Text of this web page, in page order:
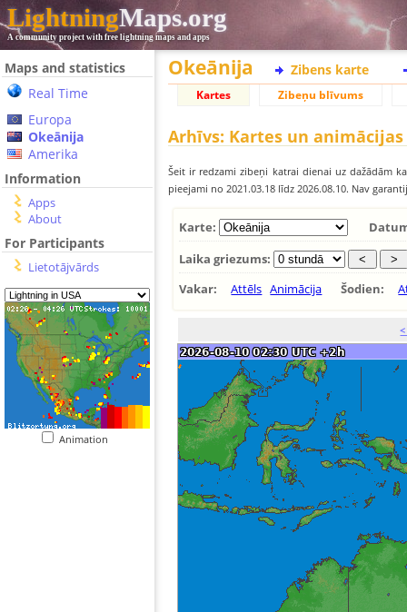
LightningMaps.org
A community project with free lightning maps and apps
Maps and statistics
Real Time
Europa
Okeānija
Amerika
Information
Apps
About
For Participants
Lietotājvārds
Animation
Okeānija Zibens karte
Kartes Zibeņu blīvums
Arhīvs: Kartes un animācijas
Šeit ir redzami zibeņi katrai dienai uz dažādām
pieejami no 2021.03.18 līdz 2026.08.10. Nav
Karte:
Laika griezums:
Vakar:
Attēls Animācija Šodien: